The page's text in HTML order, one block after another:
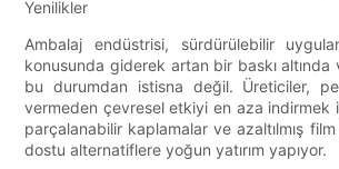
Yenilikler
Ambalaj endüstrisi, sürdürülebilir
konusunda giderek artan bir baskı altında
bu durumdan istisna değil. Üreticiler,
vermeden çevresel etkiyi en aza indirmek
parçalanabilir kaplamalar ve azaltılmış film
dostu alternatiflere yoğun yatırım yapıyor.